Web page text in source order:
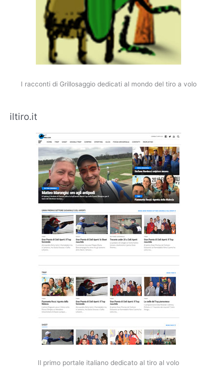
I racconti di Grillosaggio dedicati al mondo del tiro a volo
iltiro.it
Il primo portale italiano dedicato al tiro al volo